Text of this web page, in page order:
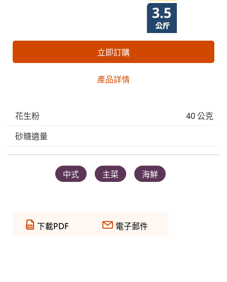
立即訂購
產品詳情
花生粉
40 公克
砂糖適量
中式 主菜 海鮮
下載PDF 電子郵件